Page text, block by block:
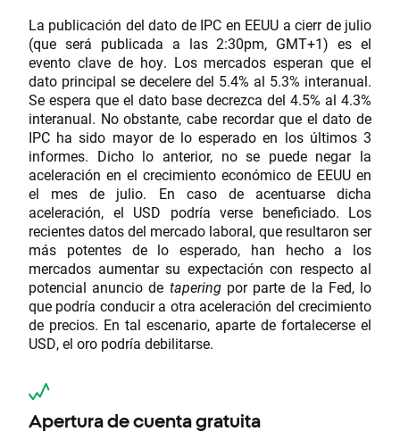
La publicación del dato de IPC en EEUU a cierr de julio
(que será publicada a las 2:30pm, GMT+1) es el
evento clave de hoy. Los mercados esperan que el
dato principal se decelere del 5.4% al 5.3% interanual.
Se espera que el dato base decrezca del 4.5% al 4.3%
interanual. No obstante, cabe recordar que el dato de
IPC ha sido mayor de lo esperado en los últimos 3
informes. Dicho lo anterior, no se puede negar la
aceleración en el crecimiento económico de EEUU en
el mes de julio. En caso de acentuarse dicha
aceleración, el USD podría verse beneficiado. Los
recientes datos del mercado laboral, que resultaron ser
más potentes de lo esperado, han hecho a los
mercados aumentar su expectación con respecto al
potencial anuncio de tapering por parte de la Fed, lo
que podría conducir a otra aceleración del crecimiento
de precios. En tal escenario, aparte de fortalecerse el
USD, el oro podría debilitarse.
Apertura de cuenta gratuita